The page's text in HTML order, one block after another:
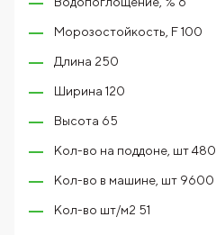
Морозостойкость, F 100
Длина 250
Ширина 120
Высота 65
Кол-во на поддоне, шт 480
Кол-во в машине, шт 9600
Кол-во шт/м2 51